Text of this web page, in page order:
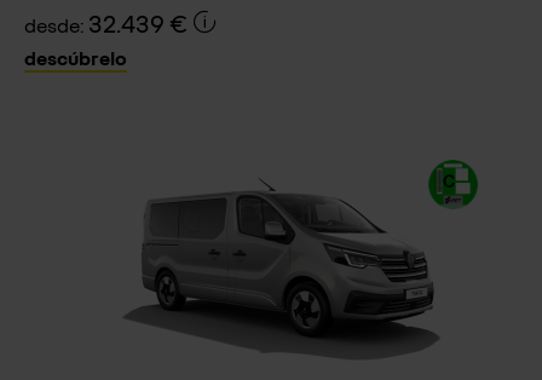
desde: 32.439 €
descúbrelo